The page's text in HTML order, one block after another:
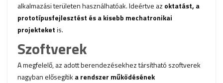
alkalmazási területen használhatóak. Ideértve az oktatást, a
prototípusfejlesztést és a kisebb mechatronikai
projekteketis.
Szoftverek
A megfelelő, az adott berendezésekhez társítható szoftverek
nagyban elősegítik a rendszer működésének